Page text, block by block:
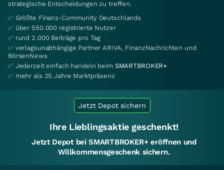
strategische Entscheidungen zu treffen.
✅ Größte Finanz-Community Deutschlands
✅ über 550.000 registrierte Nutzer
✅ rund 2.000 Beiträge pro Tag
✅ verlagsunabhängige Partner ARIVA, FinanzNachrichten und
BörsenNews
✅ Jederzeit einfach handeln beim SMARTBROKER+
✅ mehr als 25 Jahre Marktpräsenz
Jetzt Depot sichern
Ihre Lieblingsaktie geschenkt!
Jetzt Depot bei SMARTBROKER+ eröffnen und
Willkommensgeschenk sichern.